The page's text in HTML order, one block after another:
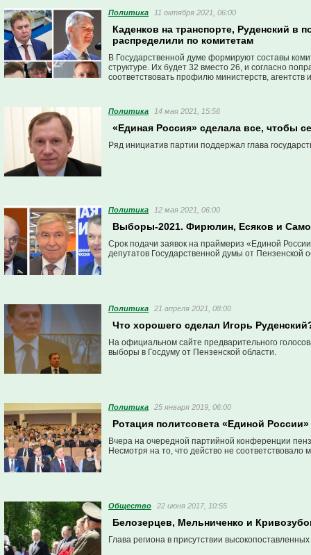
Политика 11 октября 2021, 06:00
Каденков на транспорте, Руденский в
распределили по комитетам
В Государственной думе формируют составы
структуре. Их будет 32 вместо 26, и согласно
соответствовать профилю министерств,
Политика 14 мая 2021, 15:56
«Единая Россия» сделала все, чтобы
Ряд инициатив партии поддержал глава
Политика 12 мая 2021, 06:00
Выборы-2021. Фирюлин, Есяков и
Срок подачи заявок на праймериз «Единой
депутатов Государственной думы от Пензенской
Политика 21 апреля 2021, 08:00
Что хорошего сделал Игорь
На официальном сайте предварительного
выборы в Госдуму от Пензенской области.
Политика 25 января 2019, 06:00
Ротация политсовета «Единой
Вчера на очередной партийной конференции
Несмотря на то, что действо не
Общество 22 июня 2017, 10:55
Белозерцев, Мельниченко и
Глава региона в присутствии